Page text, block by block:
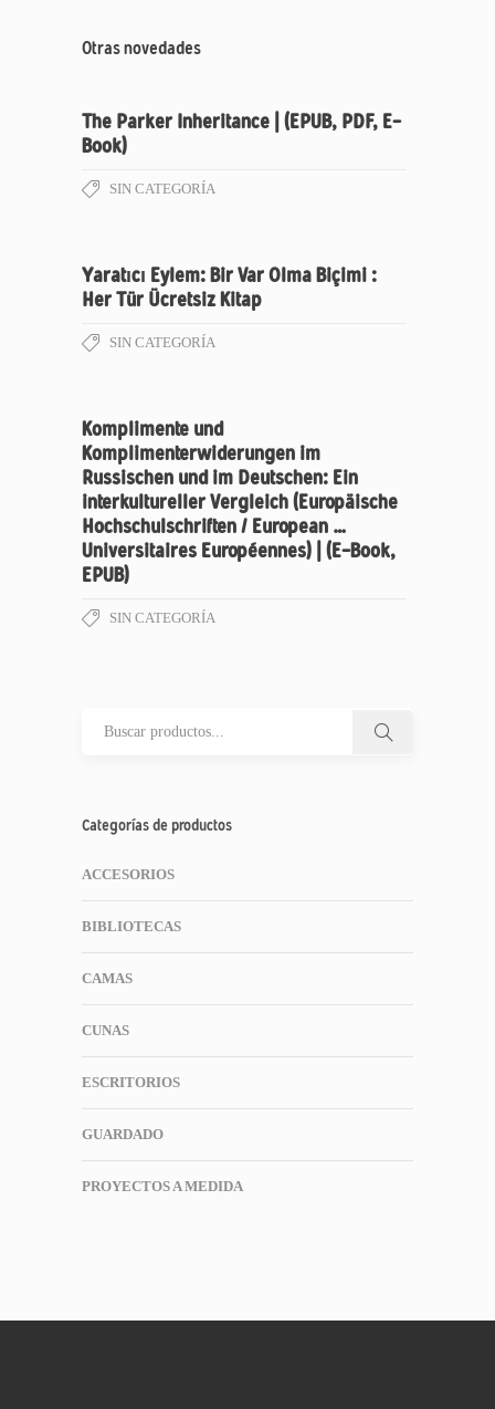
Otras novedades
The Parker Inheritance | (EPUB, PDF, E-
Book)
SIN CATEGORÍA
Yaratıcı Eylem: Bir Var Olma Biçimi :
Her Tür Ücretsiz Kitap
SIN CATEGORÍA
Komplimente und
Komplimenterwiderungen im
Russischen und im Deutschen: Ein
interkultureller Vergleich (Europäische
Hochschulschriften / European …
Universitaires Européennes) | (E-Book,
EPUB)
SIN CATEGORÍA
Categorías de productos
ACCESORIOS
BIBLIOTECAS
CAMAS
CUNAS
ESCRITORIOS
GUARDADO
PROYECTOS A MEDIDA